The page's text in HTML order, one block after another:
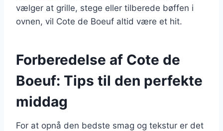
vælger at grille, stege eller tilberede bøffen i
ovnen, vil Cote de Boeuf altid være et hit.
Forberedelse af Cote de
Boeuf: Tips til den perfekte
middag
For at opnå den bedste smag og tekstur er det